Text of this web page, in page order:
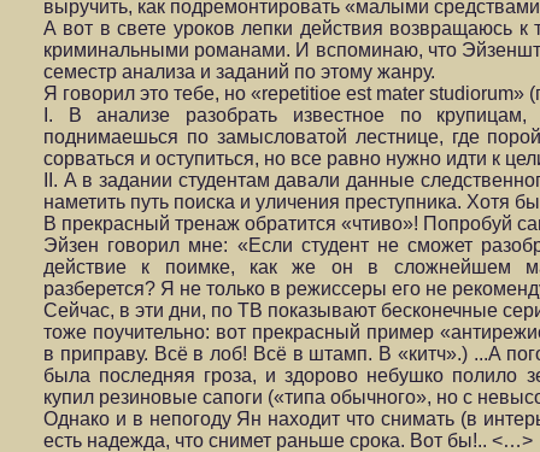
выручить, как подремонтировать «малыми
А вот в свете уроков лепки действия возвращаюсь
криминальными романами. И вспоминаю, что
семестр анализа и заданий по этому жанру.
Я говорил это тебе, но «repetitioe est mater studiorum»
I. В анализе разобрать известное по
поднимаешься по замысловатой лестнице, где
сорваться и оступиться, но все равно нужно идти к
II. А в задании студентам давали данные
наметить путь поиска и уличения преступни­ка. Хотя
В прекрасный тренаж обратится «чтиво»! Попробуй
Эйзен говорил мне: «Если студент не сможет
действие к поимке, как же он в сложнейшем
разберется? Я не только в режиссеры его не
Сейчас, в эти дни, по ТВ показывают бесконечные
тоже поучительно: вот прекрасный пример
в приправу. Всё в лоб! Всё в штамп. В «китч».) ...А
была последняя гроза, и здорово небушко
купил резиновые сапоги («типа обычного», но с
Однако и в непогоду Ян находит что снимать (в
есть надежда, что снимет раньше срока. Вот бы!.. <…>